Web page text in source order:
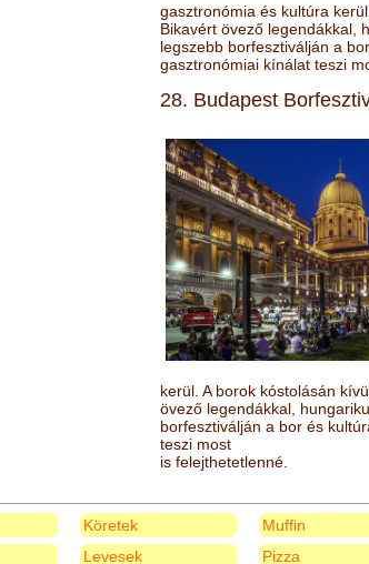
gasztronómia és kultúra
Bikavért övező legendákkal,
legszebb borfesztiválján a
gasztronómiai kínálat teszi
28. Budapest
kerül. A borok kóstolásán
övező legendákkal,
borfesztiválján a bor és
teszi most
is felejthetetlenné.
Köretek
Levesek
Muffin
Pizza